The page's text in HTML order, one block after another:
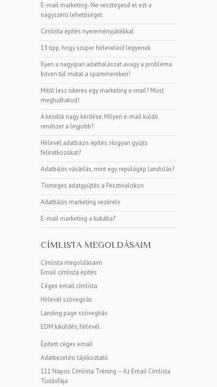
E-mail marketing- Ne vesztegesd el ezt a
nagyszerű lehetőséget
Címlista építés nyereményjátékkal
15 tipp, hogy szuper hírleveleid legyenek
Ilyen a nagyipari adathalászat avagy a probléma
bőven túl mutat a spammereken!
Mitől lesz sikeres egy marketing e-mail? Most
megtudhatod!
A kezdők nagy kérdése: Milyen e-mail küldő
rendszer a legjobb?
Hírlevél adatbázis építés: Hogyan gyűjts
feliratkozókat?
Adatbázis vásárlás, mint egy repülőgép landolás?
Tömeges adatgyűjtés a Fesztiválokon
Adatbázis marketing vezérelv
E-mail marketing a kukába?
CÍMLISTA MEGOLDÁSAIM
Címlista megoldásaim
Email címlista építés
Céges email címlista
Hírlevél szövegírás
Landing page szövegírás
EDM kiküldés, hírlevél
Épített céges email
Adatkezelési tájékoztató
111 Napos Címlista Tréning – Az Email Címlista
Tudásfája